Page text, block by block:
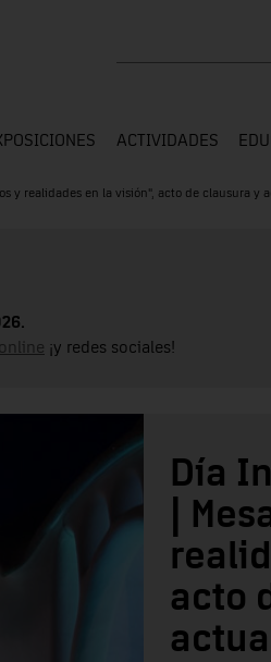
ACTIVIDADES
y realidades en la visión", acto de clausura y
¡y redes sociales!
Día
|
acto